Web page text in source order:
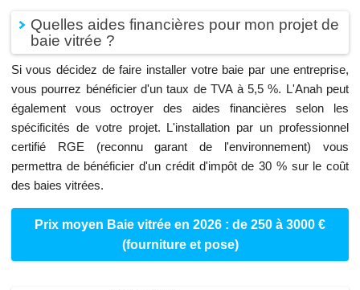
Quelles aides financières pour mon projet de
baie vitrée ?
Si vous décidez de faire installer votre baie par une entreprise,
vous pourrez bénéficier d'un taux de TVA à 5,5 %. L'Anah peut
également vous octroyer des aides financières selon les
spécificités de votre projet. L'installation par un professionnel
certifié RGE (reconnu garant de l'environnement) vous
permettra de bénéficier d'un crédit d'impôt de 30 % sur le coût
des baies vitrées.
Prix moyen Baie vitrée en 2026 : de 250 à 3000 €
(fourniture et pose)